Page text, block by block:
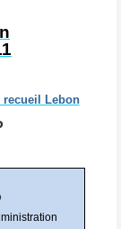
recueil Lebon